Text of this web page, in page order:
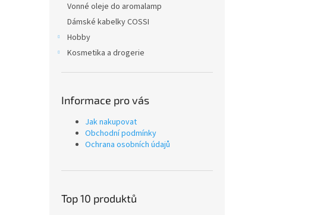
Vonné oleje do aromalamp
Dámské kabelky COSSI
Hobby
Kosmetika a drogerie
Informace pro vás
Jak nakupovat
Obchodní podmínky
Ochrana osobních údajů
Top 10 produktů